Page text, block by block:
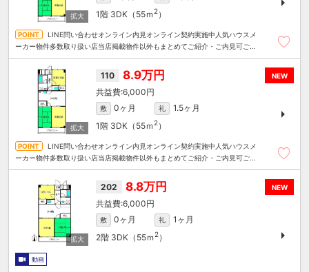
1階 3DK（55ｍ2）
LINE問い合わせオンライン内見オンライン契約実施中人気ハウスメ
ーカー物件多数取り扱い店当店掲載物件以外もまとめてご紹介・ご内見可ご予
NEW
110 8.9万円
6,000円
敷 0ヶ月 礼
1.5ヶ月
1階 3DK（55ｍ2）
LINE問い合わせオンライン内見オンライン契約実施中人気ハウスメ
ーカー物件多数取り扱い店当店掲載物件以外もまとめてご紹介・ご内見可ご予
NEW
202 8.8万円
6,000円
敷 0ヶ月 礼
1ヶ月
2階 3DK（55ｍ2）
動画